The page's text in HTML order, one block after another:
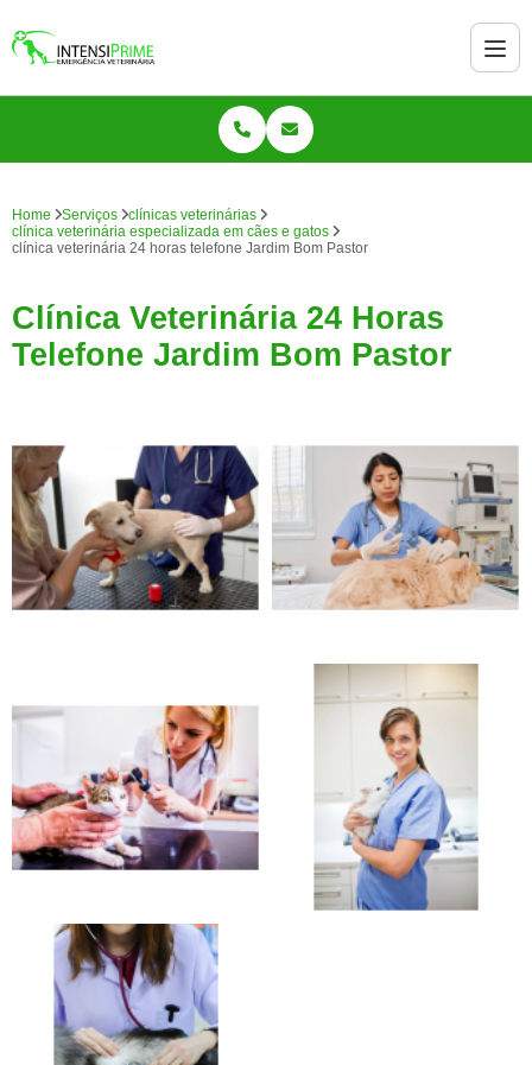
Home Serviços
clínicas veterinárias
clínica veterinária especializada em cães e gatos
clínica veterinária 24 horas telefone Jardim Bom Pastor
Clínica Veterinária 24 Horas
Telefone Jardim Bom Pastor